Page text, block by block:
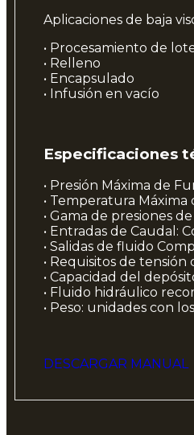
Aplicaciones de baja
• Procesamiento de
• Relleno
• Encapsulado
• Infusión en vacío
Especificaciones
• Presión Máxima de
• Temperatura Máxima
• Gama de presiones
• Entradas de Caudal:
• Salidas de fluido
• Requisitos de tensión
• Capacidad del
• Fluido hidráulico
• Peso: unidades con
DESCARGAR MANUAL